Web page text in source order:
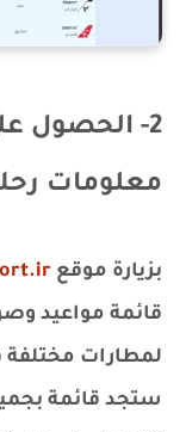
2- الحصول
معلومات
بزيارة موقع
قائمة مواعيد
لمطارات مختلفة
ستجد قائمة